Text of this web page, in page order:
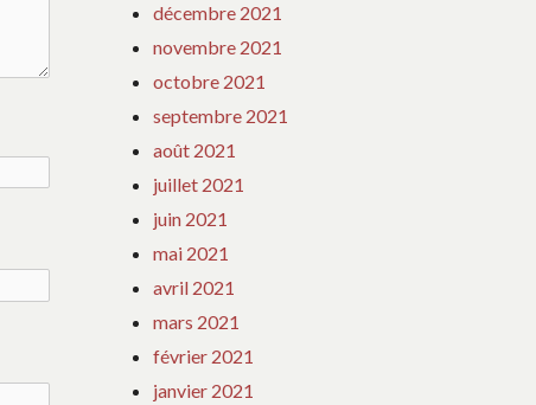
décembre 2021
novembre 2021
octobre 2021
septembre 2021
août 2021
juillet 2021
juin 2021
mai 2021
avril 2021
mars 2021
février 2021
janvier 2021